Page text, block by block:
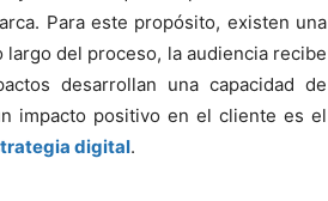
Para este propósito, existen una
del proceso, la audiencia recibe
desarrollan una capacidad de
impacto positivo en el cliente es el
digital.